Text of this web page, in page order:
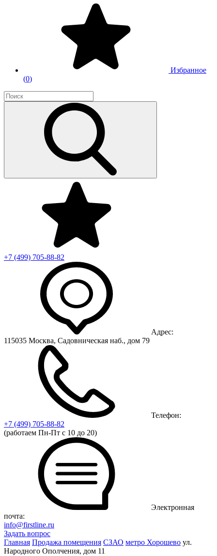
Избранное
(0)
+7 (499) 705-88-82
Адрес:
115035 Москва, Садовническая наб., дом 79
Телефон:
+7 (499) 705-88-82
(работаем Пн-Пт с 10 до 20)
Электронная
почта:
info@firstline.ru
Задать вопрос
Главная Продажа помещения СЗАО метро Хорошево ул.
Народного Ополчения, дом 11